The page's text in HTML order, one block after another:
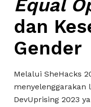
Equal
dan
Gender
Melalui SheHacks
DevUprising 2023